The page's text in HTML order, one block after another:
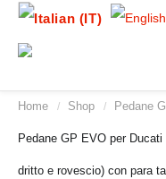
Home / Shop / Pedane
Pedane GP EVO per
dritto e rovescio) con para